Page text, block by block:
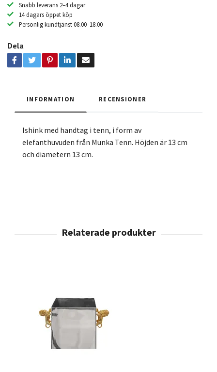
Snabb leverans 2–4 dagar
14 dagars öppet köp
Personlig kundtjänst 08.00–18.00
Dela
INFORMATION RECENSIONER
Ishink med handtag i tenn, i form av
elefanthuvuden från Munka Tenn. Höjden är 13 cm
och diametern 13 cm.